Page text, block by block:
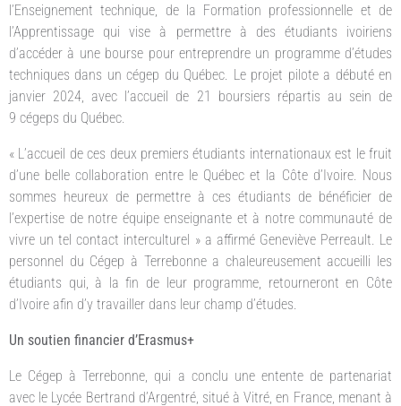
l’Enseignement technique, de la Formation professionnelle et de
l’Apprentissage qui vise à permettre à des étudiants ivoiriens
d’accéder à une bourse pour entreprendre un programme d’études
techniques dans un cégep du Québec. Le projet pilote a débuté en
janvier 2024, avec l’accueil de 21 boursiers répartis au sein de
9 cégeps du Québec.
« L’accueil de ces deux premiers étudiants internationaux est le fruit
d’une belle collaboration entre le Québec et la Côte d’Ivoire. Nous
sommes heureux de permettre à ces étudiants de bénéficier de
l’expertise de notre équipe enseignante et à notre communauté de
vivre un tel contact interculturel » a affirmé Geneviève Perreault. Le
personnel du Cégep à Terrebonne a chaleureusement accueilli les
étudiants qui, à la fin de leur programme, retourneront en Côte
d’Ivoire afin d’y travailler dans leur champ d’études.
Un soutien financier d’Erasmus+
Le Cégep à Terrebonne, qui a conclu une entente de partenariat
avec le Lycée Bertrand d’Argentré, situé à Vitré, en France, menant à